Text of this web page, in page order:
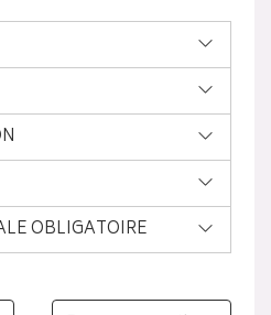
OBLIGATOIRE